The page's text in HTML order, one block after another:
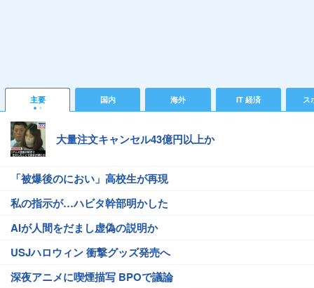
主要 国内 海外 IT 経済 ス
大量注文キャンセル43億円以上か
「被爆後のにおい」高校生が再現
私の指示が…ハビタ幹部明かした
AIが人間をだまし虚偽の説明か
USJハロウィン 衝撃グッズ発売へ
深夜アニメに喫煙描写 BPOで議論